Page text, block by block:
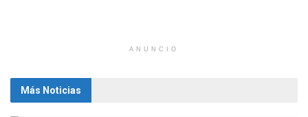
ANUNCIO
Más Noticias